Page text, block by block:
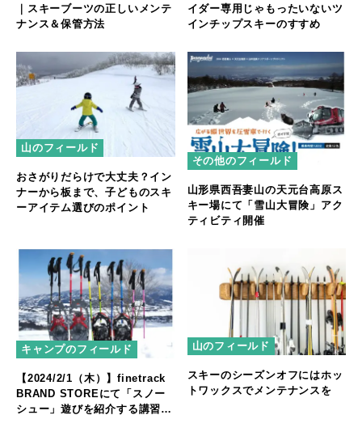
｜スキーブーツの正しいメンテ
ナンス＆保管方法
イダー専用じゃもったいないツ
インチップスキーのすすめ
山のフィールド
おさがりだらけで大丈夫？イン
ナーから板まで、子どものスキ
ーアイテム選びのポイント
その他のフィールド
山形県西吾妻山の天元台高原ス
キー場にて「雪山大冒険」アク
ティビティ開催
キャンプのフィールド
【2024/2/1（木）】finetrack
BRAND STOREにて「スノー
シュー」遊びを紹介する講習会
山のフィールド
スキーのシーズンオフにはホッ
トワックスでメンテナンスを